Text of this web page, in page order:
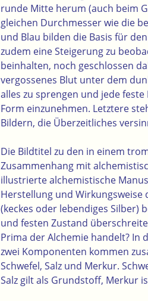
runde Mitte herum (auch beim
gleichen Durchmesser wie die
und Blau bilden die Basis für
zudem eine Steigerung zu
beinhalten, noch geschlossen
vergossenes Blut unter dem
alles zu sprengen und jede
Form einzunehmen. Letztere
Bildern, die Überzeitliches
Die Bildtitel zu den in einem
Zusammenhang mit
illustrierte alchemistische
Herstellung und Wirkungsweise
(keckes oder lebendiges Silber)
und festen Zustand
Prima der Alchemie handelt? In
zwei Komponenten kommen
Schwefel, Salz und Merkur.
Salz gilt als Grundstoff, Merkur